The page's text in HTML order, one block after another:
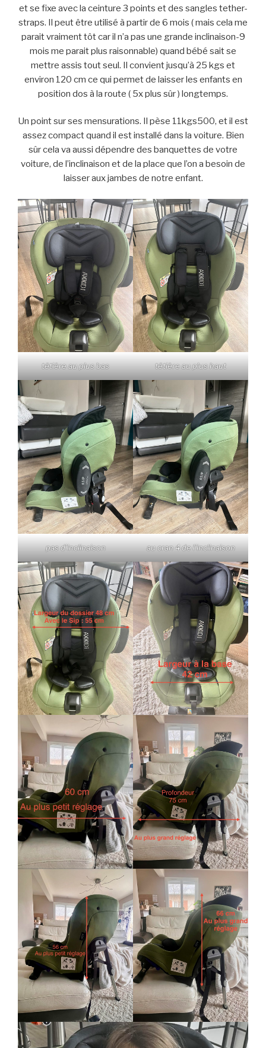
et se fixe avec la ceinture 3 points et des sangles tether-
straps. Il peut être utilisé à partir de 6 mois ( mais cela me
parait vraiment tôt car il n’a pas une grande inclinaison-9
mois me parait plus raisonnable) quand bébé sait se
mettre assis tout seul. Il convient jusqu’à 25 kgs et
environ 120 cm ce qui permet de laisser les enfants en
position dos à la route ( 5x plus sûr ) longtemps.
Un point sur ses mensurations. Il pèse 11kgs500, et il est
assez compact quand il est installé dans la voiture. Bien
sûr cela va aussi dépendre des banquettes de votre
voiture, de l’inclinaison et de la place que l’on a besoin de
laisser aux jambes de notre enfant.
tétière au plus bas tétière au plus haut
pas d’inclinaison au cran 4 de l’inclinaison